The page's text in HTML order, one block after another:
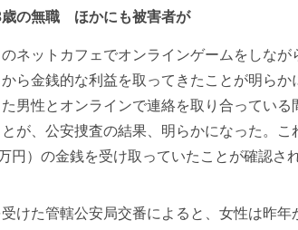
歳の無職 ほかにも被害者が
ネットカフェでオンラインゲームをしな
ら金銭的な利益を取ってきたことが明ら
男性とオンラインで連絡を取り合ってい
が、公安捜査の結果、明らかになった。
円）の金銭を受け取っていたことが確認され
けた管轄公安局交番によると、女性は昨年